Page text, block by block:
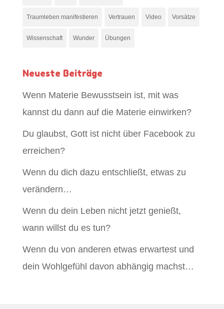
Traumleben manifestieren Vertrauen Video Vorsätze
Wissenschaft Wunder Übungen
Neueste Beiträge
Wenn Materie Bewusstsein ist, mit was
kannst du dann auf die Materie einwirken?
Du glaubst, Gott ist nicht über Facebook zu
erreichen?
Wenn du dich dazu entschließt, etwas zu
verändern…
Wenn du dein Leben nicht jetzt genießt,
wann willst du es tun?
Wenn du von anderen etwas erwartest und
dein Wohlgefühl davon abhängig machst…